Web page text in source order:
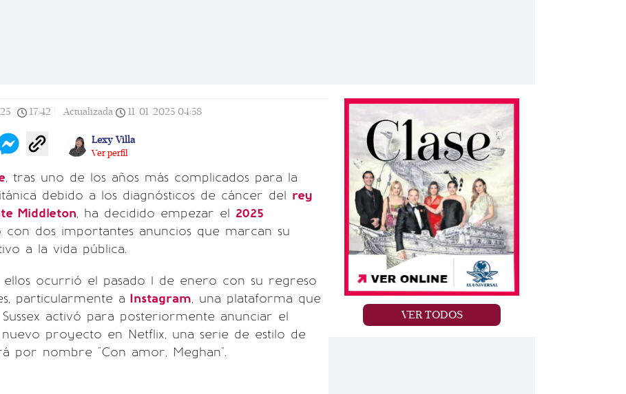
17:42 Actualizada 11/01/2025 04:58
Lexy Villa
Ver perfil
, tras uno de los años más complicados para la
debido a los diagnósticos de cáncer del rey
Middleton, ha decidido empezar el 2025
con dos importantes anuncios que marcan su
a la vida pública.
ocurrió el pasado 1 de enero con su regreso
particularmente a Instagram, una plataforma que
activó para posteriormente anunciar el
proyecto en Netflix, una serie de estilo de
por nombre "Con amor, Meghan".
VER TODOS